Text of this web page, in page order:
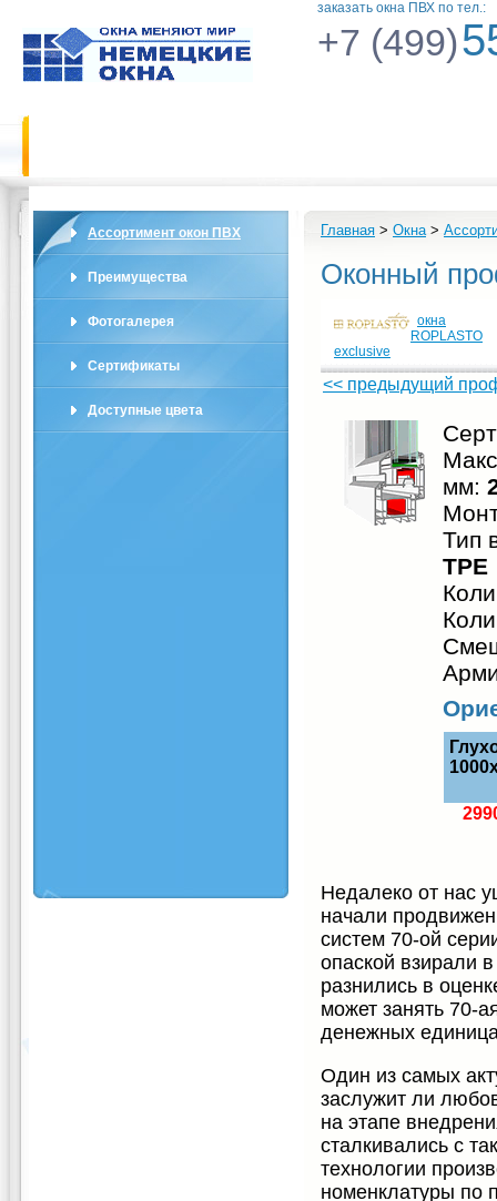
заказать окна ПВХ по тел.:
+7 (499)
Ассортимент окон ПВХ
Преимущества
Фотогалерея
Сертификаты
Доступные цвета
Главная > Окна>
Оконный
окна
ROPLASTO
exclusive
<< предыдущий
мм:
Тип
TPE
Недалеко от нас
начали
систем 70-ой
опаской взирали
разнились в
может занять 70-
денежных
Один из самых
заслужит ли
на этапе
сталкивались с
технологии
номенклатуры по